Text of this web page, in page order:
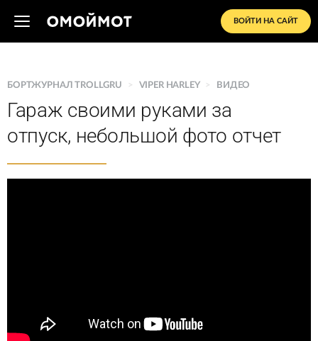
ВОЙТИ НА САЙТ
БОРТЖУРНАЛ TROLLGRU > VIPER HARLEY > ВИДЕО
Гараж своими руками за
отпуск, небольшой фото отчет